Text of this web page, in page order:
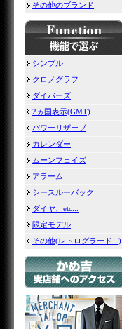
その他のブランド
シンプル
クロノグラフ
ダイバーズ
2ヵ国表示(GMT)
パワーリザーブ
カレンダー
ムーンフェイズ
アラーム
シースルーバック
ダイヤ、etc...
限定モデル
その他(レトログラード...)